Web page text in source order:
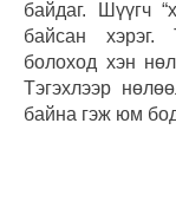
байдаг. Шүүгч
байсан хэрэг.
болоход хэн
Тэгэхлээр
байна гэж юм